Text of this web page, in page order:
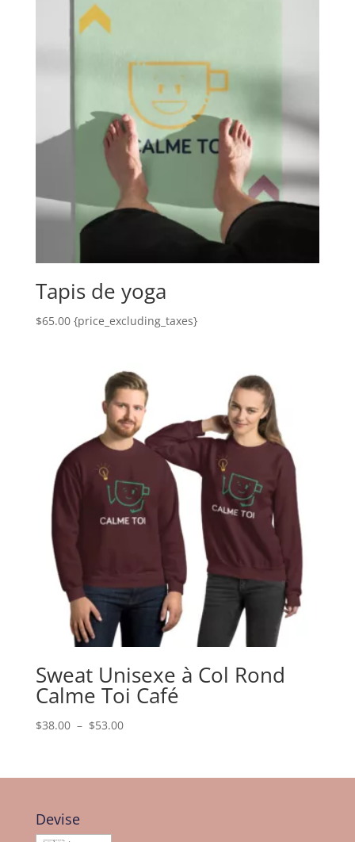
Tapis de yoga
$65.00 {price_excluding_taxes}
Sweat Unisexe à Col Rond
Calme Toi Café
$38.00 – $53.00Plage
$38.00
Devise